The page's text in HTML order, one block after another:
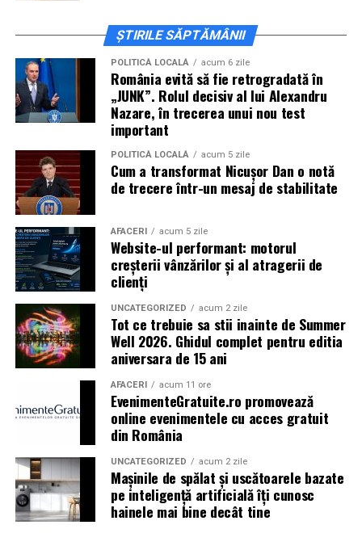
Mall pe 16 februarie de la ora 18:00.
ActoriiVlad Gherman, Oana Gherman și Ioana
Ginghină
vin la întâlnirea cu publicul dinCinema City
Vivo! Pitești pe 17 februarie, de la 18:30și vor
participa la o discuție după proiecție, alături de
Paul Decu.
Caravana„În pielea mea”ajunge laCinema City
Shopping City Ploiești, pe 18 februarie, de la 18:30, la
proiecția specială introdusă de regizorul
alături de actoriiIoana State, Vlad și Oana Gherman,
Azaleea Necula și Gabriel Vatavu.
O comedie actuală și spumoasă, filmul
mea”este distribuit de T.R.I.B.E. Films.
TRAILER:https://bit.ly/InPieleaMea
Site oficial:inpieleamea.ro
Mai multe detalii, imagini de la filmări, fragmente din
film, declarații din partea actorilor și informații despre
concursuri sunt disponibile pe paginile social media ale
filmului deFacebook,Instagram,TikTok
Adrian Pădurețu semnează imaginea filmului. De sunet
s-a ocupat Bogdan Ivanovici, de scenografie Anca
ȘTIRILE SĂPTĂMÂNII
POLITICĂ LOCALĂ acum 6 zile
România evită să fie retrogradată în
„JUNK”. Rolul decisiv al lui Alexandru
Nazare, în trecerea unui nou test
important
POLITICĂ LOCALĂ acum 5 zile
Cum a transformat Nicușor Dan o notă
de trecere într-un mesaj de stabilitate
AFACERI acum 5 zile
Website-ul performant: motorul
creșterii vânzărilor și al atragerii de
clienți
UNCATEGORIZED acum 2 zile
Tot ce trebuie sa stii inainte de Summer
Well 2026. Ghidul complet pentru editia
aniversara de 15 ani
AFACERI acum 11 ore
EvenimenteGratuite.ro promovează
online evenimentele cu acces gratuit
din România
UNCATEGORIZED acum 2 zile
Mașinile de spălat și uscătoarele bazate
pe inteligență artificială îți cunosc
hainele mai bine decât tine